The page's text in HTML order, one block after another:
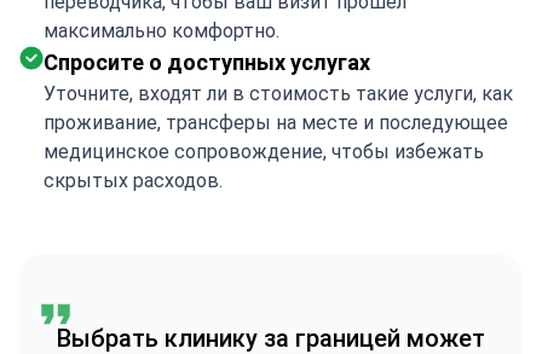
максимально комфортно.
Спросите о доступных услугах
Уточните, входят ли в стоимость такие услуги, как
проживание, трансферы на месте и последующее
медицинское сопровождение, чтобы избежать
скрытых расходов.
Выбрать клинику за границей может